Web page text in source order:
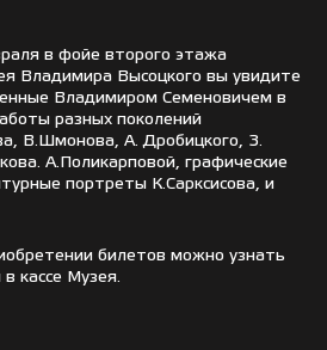
в фойе второго этажа
Владимира Высоцкого вы увидите
Владимиром Семеновичем в
разных поколений
В.Шмонова, А. Дробицкого, З.
А.Поликарповой, графические
портреты К.Сарксисова, и
билетов можно узнать
кассе Музея.